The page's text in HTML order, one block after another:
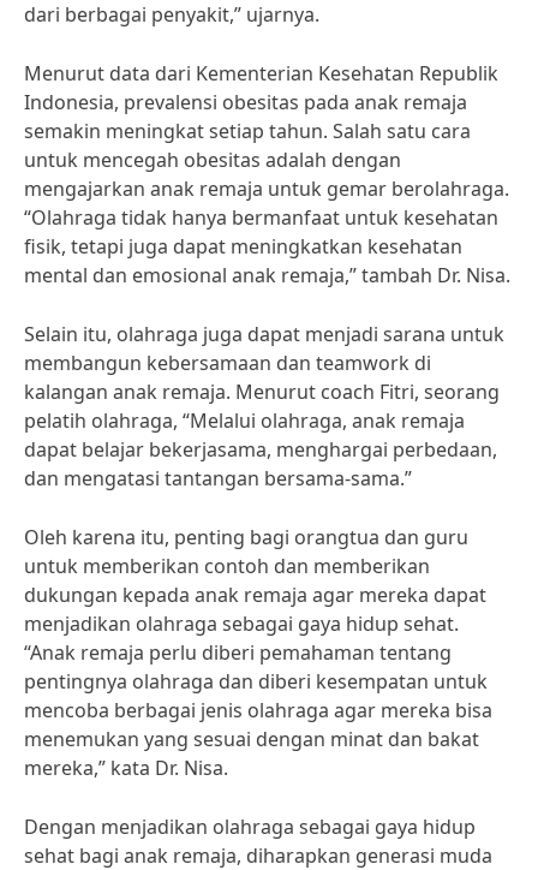
dari berbagai penyakit,” ujarnya.
Menurut data dari Kementerian Kesehatan Republik
Indonesia, prevalensi obesitas pada anak remaja
semakin meningkat setiap tahun. Salah satu cara
untuk mencegah obesitas adalah dengan
mengajarkan anak remaja untuk gemar berolahraga.
“Olahraga tidak hanya bermanfaat untuk kesehatan
fisik, tetapi juga dapat meningkatkan kesehatan
mental dan emosional anak remaja,” tambah Dr. Nisa.
Selain itu, olahraga juga dapat menjadi sarana untuk
membangun kebersamaan dan teamwork di
kalangan anak remaja. Menurut coach Fitri, seorang
pelatih olahraga, “Melalui olahraga, anak remaja
dapat belajar bekerjasama, menghargai perbedaan,
dan mengatasi tantangan bersama-sama.”
Oleh karena itu, penting bagi orangtua dan guru
untuk memberikan contoh dan memberikan
dukungan kepada anak remaja agar mereka dapat
menjadikan olahraga sebagai gaya hidup sehat.
“Anak remaja perlu diberi pemahaman tentang
pentingnya olahraga dan diberi kesempatan untuk
mencoba berbagai jenis olahraga agar mereka bisa
menemukan yang sesuai dengan minat dan bakat
mereka,” kata Dr. Nisa.
Dengan menjadikan olahraga sebagai gaya hidup
sehat bagi anak remaja, diharapkan generasi muda